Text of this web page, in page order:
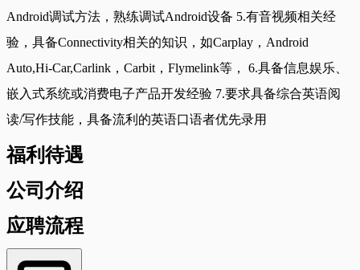
Android调试方法，熟练调试Android设备 5.有音视频相关经
验，具备Connectivity相关的知识，如Carplay，Android
Auto,Hi-Car,Carlink，Carbit，Flymelink等， 6.具备信息娱乐、
嵌入式系统或消费电子产品开发经验 7.要求具备综合英语阅
读/写作技能，具备流利的英语口语者优先录用
福利待遇
公司介绍
应聘流程